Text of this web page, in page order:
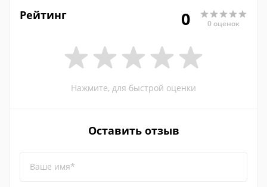
Рейтинг 0 0 оценок
Нажмите, для быстрой оценки
Оставить отзыв
Ваше имя*